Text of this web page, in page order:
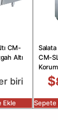
CM-
Altı
biri
Ekle
Salata
CM-
$
Sepete